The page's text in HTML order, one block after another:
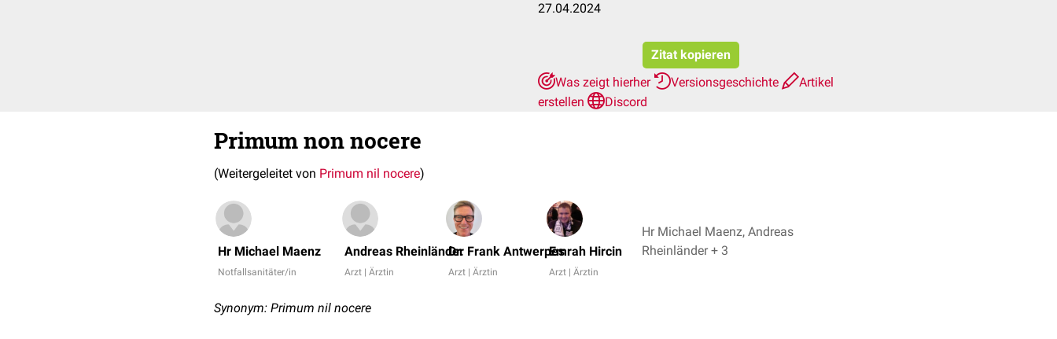
27.04.2024
Zitat kopieren
Was zeigt hierher
Versionsgeschichte
Artikel
erstellen
Discord
Primum non nocere
(Weitergeleitet von Primum nil nocere)
Hr Michael Maenz
Notfallsanitäter/in
Andreas Rheinländer
Arzt | Ärztin
Dr. Frank Antwerpes
Arzt | Ärztin
Emrah Hircin
Arzt | Ärztin
Hr Michael Maenz, Andreas
Rheinländer + 3
Synonym: Primum nil nocere